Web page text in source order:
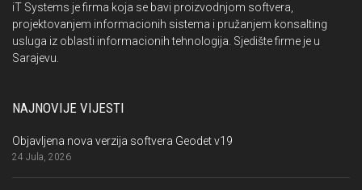
iT Systems je firma koja se bavi proizvodnjom softvera,
projektovanjem informacionih sistema i pružanjem konsalting
usluga iz oblasti informacionih tehnologija. Sjedište firme je u
Sarajevu.
NAJNOVIJE VIJESTI
Objavljena nova verzija softvera Geodet v19
24 Jula, 2026